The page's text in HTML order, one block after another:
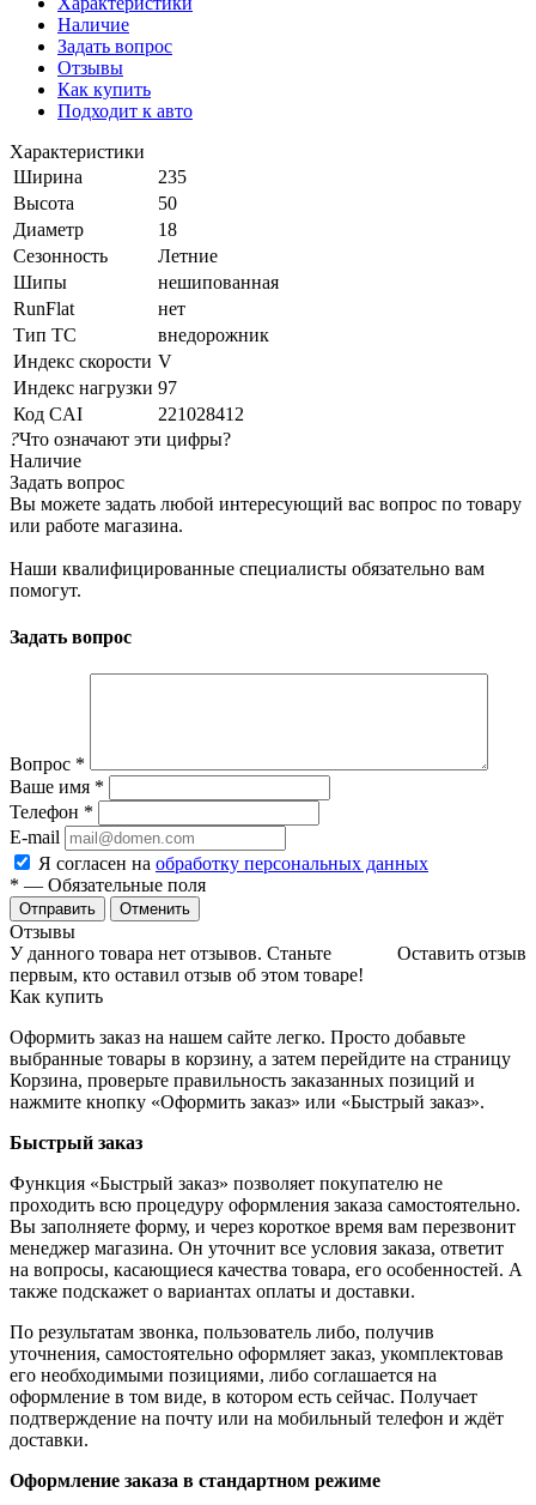
Наличие
Задать вопрос
Отзывы
Как купить
Подходит к авто
Характеристики
Ширина
235
Высота
50
Диаметр
18
Сезонность
Летние
Шипы
нешипованная
RunFlat
нет
Тип ТС
внедорожник
Индекс скорости V
Индекс нагрузки 97
Код CAI
221028412
?Что означают эти цифры?
Наличие
Задать вопрос
Вы можете задать любой интересующий вас вопрос по товару
или работе магазина.
Наши квалифицированные специалисты обязательно вам
помогут.
Задать вопрос
Вопрос *
Ваше имя *
Телефон *
E-mail
Я согласен на обработку персональных данных
* — Обязательные поля
Отменить
Отзывы
Оставить отзыв
У данного товара нет отзывов. Станьте
первым, кто оставил отзыв об этом товаре!
Как купить
Оформить заказ на нашем сайте легко. Просто добавьте
выбранные товары в корзину, а затем перейдите на страницу
Корзина, проверьте правильность заказанных позиций и
нажмите кнопку «Оформить заказ» или «Быстрый заказ».
Быстрый заказ
Функция «Быстрый заказ» позволяет покупателю не
проходить всю процедуру оформления заказа самостоятельно.
Вы заполняете форму, и через короткое время вам перезвонит
менеджер магазина. Он уточнит все условия заказа, ответит
на вопросы, касающиеся качества товара, его особенностей. А
также подскажет о вариантах оплаты и доставки.
По результатам звонка, пользователь либо, получив
уточнения, самостоятельно оформляет заказ, укомплектовав
его необходимыми позициями, либо соглашается на
оформление в том виде, в котором есть сейчас. Получает
подтверждение на почту или на мобильный телефон и ждёт
доставки.
Оформление заказа в стандартном режиме